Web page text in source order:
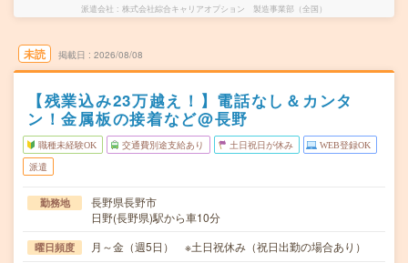
派遣会社 株式会社綜合キャリアオプション 製造事業部（全国）
未読 掲載日 2026/08/08
【残業込み23万越え！】電話なし＆カンタ
ン！金属板の接着など@長野
職種未経験OK 交通費別途支給あり 土日祝日が休み WEB登録OK
派遣
勤務地
長野県長野市
日野(長野県)駅から車10分
曜日頻度 月～金（週5日） ※土日祝休み（祝日出勤の場合あり）